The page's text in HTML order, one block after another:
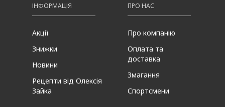
ІНФОРМАЦІЯ
Акції
Знижки
Новини
Рецепти від Олексія
Зайка
ПРО НАС
Про компанію
Оплата та
доставка
Змагання
Спортсмени